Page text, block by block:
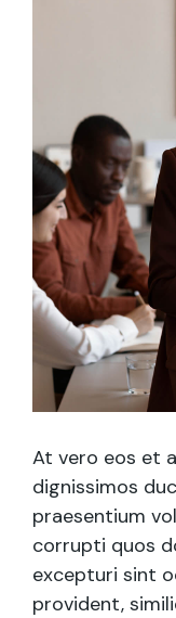
At vero eos et
dignissimos
praesentium
corrupti quos
excepturi sint
provident,